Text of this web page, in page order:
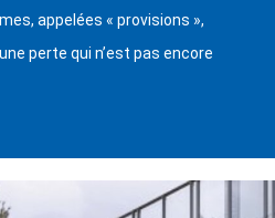
appelées « provisions »,
perte qui n’est pas encore